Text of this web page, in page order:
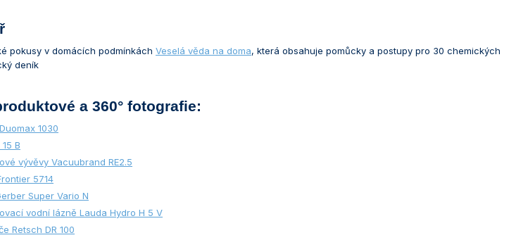
pokusy v domácích podmínkách Veselá věda na doma, která obsahuje pomůcky a postupy pro 30 chemických
deník
a 360° fotografie:
1030
B
vývěvy Vacuubrand RE2.5
5714
Super Vario N
vodní lázně Lauda Hydro H 5 V
Retsch DR 100